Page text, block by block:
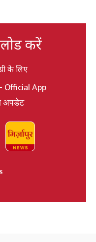
करें
के लिए
Official App
अपडेट